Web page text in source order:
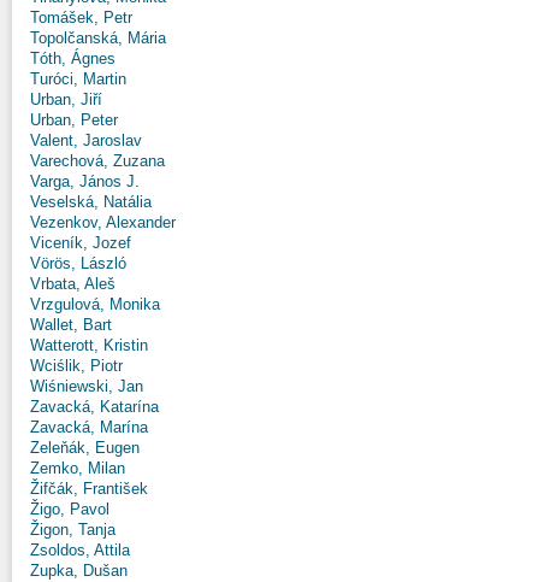
Tomášek, Petr
Topolčanská, Mária
Tóth, Ágnes
Turóci, Martin
Urban, Jiří
Urban, Peter
Valent, Jaroslav
Varechová, Zuzana
Varga, János J.
Veselská, Natália
Vezenkov, Alexander
Viceník, Jozef
Vörös, László
Vrbata, Aleš
Vrzgulová, Monika
Wallet, Bart
Watterott, Kristin
Wciślik, Piotr
Wiśniewski, Jan
Zavacká, Katarína
Zavacká, Marína
Zeleňák, Eugen
Zemko, Milan
Žifčák, František
Žigo, Pavol
Žigon, Tanja
Zsoldos, Attila
Zupka, Dušan